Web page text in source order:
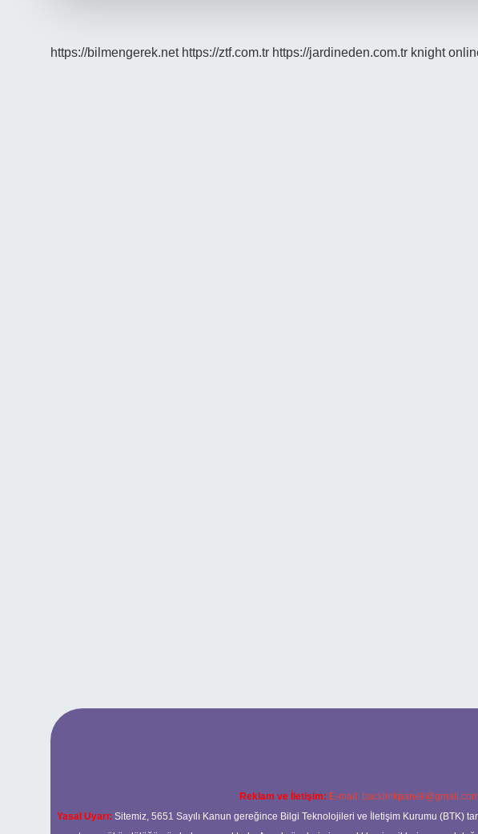
https://bilmengerek.net https://ztf.com.tr https://jardineden.com.tr knight
Reklam ve İletişim: E-mail:
Yasal Uyarı: Sitemiz, 5651 Sayılı Kanun gereğince Bilgi Teknolojileri ve İletişim Kurumu (BTK)